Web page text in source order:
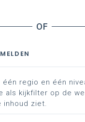
over het leerplan
regio en één
als kijkfilter op de
inhoud ziet.